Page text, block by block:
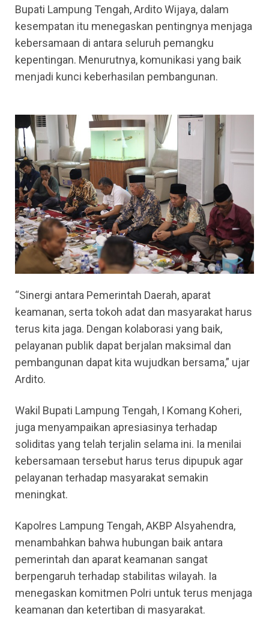
Bupati Lampung Tengah, Ardito Wijaya, dalam
kesempatan itu menegaskan pentingnya menjaga
kebersamaan di antara seluruh pemangku
kepentingan. Menurutnya, komunikasi yang baik
menjadi kunci keberhasilan pembangunan.
“Sinergi antara Pemerintah Daerah, aparat
keamanan, serta tokoh adat dan masyarakat harus
terus kita jaga. Dengan kolaborasi yang baik,
pelayanan publik dapat berjalan maksimal dan
pembangunan dapat kita wujudkan bersama,” ujar
Ardito.
Wakil Bupati Lampung Tengah, I Komang Koheri,
juga menyampaikan apresiasinya terhadap
soliditas yang telah terjalin selama ini. Ia menilai
kebersamaan tersebut harus terus dipupuk agar
pelayanan terhadap masyarakat semakin
meningkat.
Kapolres Lampung Tengah, AKBP Alsyahendra,
menambahkan bahwa hubungan baik antara
pemerintah dan aparat keamanan sangat
berpengaruh terhadap stabilitas wilayah. Ia
menegaskan komitmen Polri untuk terus menjaga
keamanan dan ketertiban di masyarakat.